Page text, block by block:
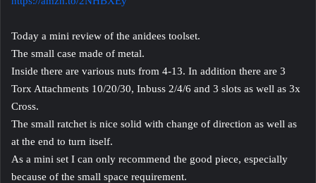
Today a mini review of the anidees toolset.
The small case made of metal.
Inside there are various nuts from 4-13. In addition there are 3
Torx Attachments 10/20/30, Inbuss 2/4/6 and 3 slots as well as 3x
Cross.
The small ratchet is nice solid with change of direction as well as
at the end to turn itself.
As a mini set I can only recommend the good piece, especially
because of the small space requirement.